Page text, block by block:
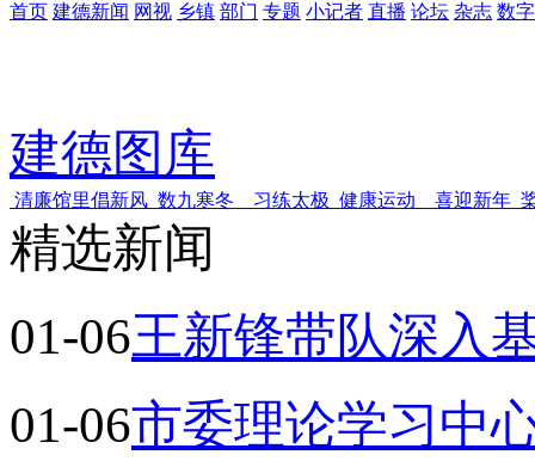
首页 建德新闻 网视 乡镇 部门 专题 小记者 直播 论坛 杂志 数
建德图库
清廉馆里倡新风 数九寒冬 习练太极 健康运动 喜迎新年
精选新闻
01-06王新锋带队深入
01-06市委理论学习中